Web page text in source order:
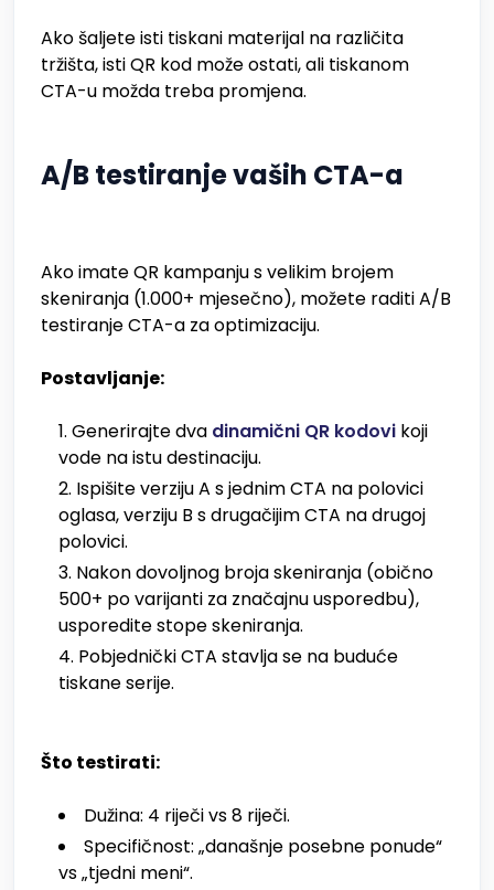
Ako šaljete isti tiskani materijal na različita
tržišta, isti QR kod može ostati, ali tiskanom
CTA-u možda treba promjena.
A/B testiranje vaših CTA-a
Ako imate QR kampanju s velikim brojem
skeniranja (1.000+ mjesečno), možete raditi A/B
testiranje CTA-a za optimizaciju.
Postavljanje:
Generirajte dva dinamični QR kodovi koji
vode na istu destinaciju.
Ispišite verziju A s jednim CTA na polovici
oglasa, verziju B s drugačijim CTA na drugoj
polovici.
Nakon dovoljnog broja skeniranja (obično
500+ po varijanti za značajnu usporedbu),
usporedite stope skeniranja.
Pobjednički CTA stavlja se na buduće
tiskane serije.
Što testirati:
Dužina: 4 riječi vs 8 riječi.
Specifičnost: „današnje posebne ponude“
vs „tjedni meni“.